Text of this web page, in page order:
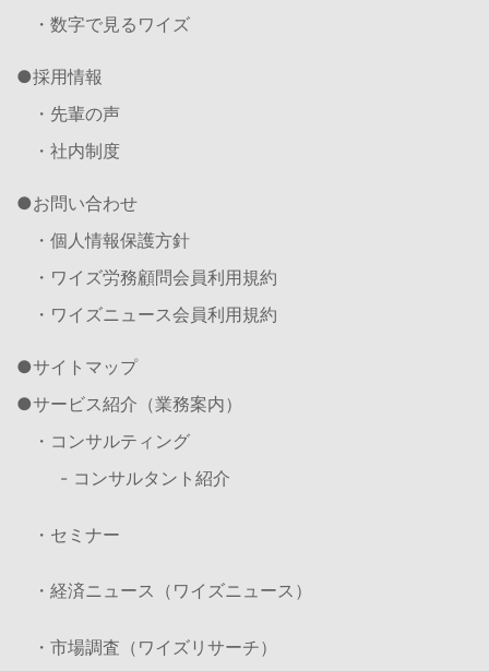
・数字で見るワイズ
採用情報
・先輩の声
・社内制度
お問い合わせ
・個人情報保護方針
・ワイズ労務顧問会員利用規約
・ワイズニュース会員利用規約
サイトマップ
サービス紹介（業務案内）
・コンサルティング
- コンサルタント紹介
・セミナー
・経済ニュース（ワイズニュース）
・市場調査（ワイズリサーチ）